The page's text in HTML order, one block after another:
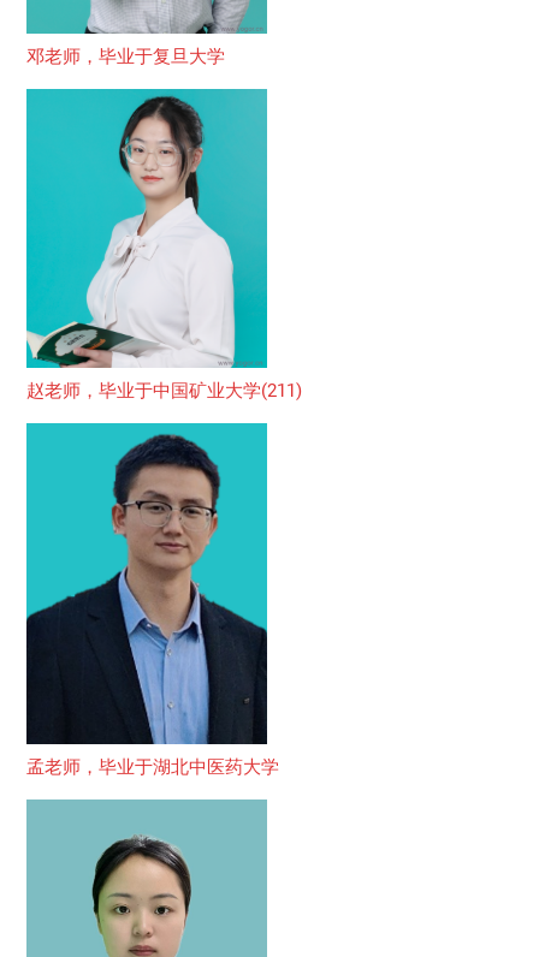
邓老师，毕业于复旦大学
赵老师，毕业于中国矿业大学(211)
孟老师，毕业于湖北中医药大学